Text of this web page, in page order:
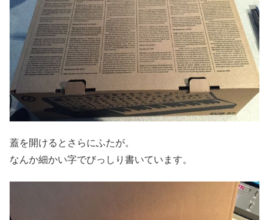
蓋を開けるとさらにふたが。
なんか細かい字でびっしり書いています。